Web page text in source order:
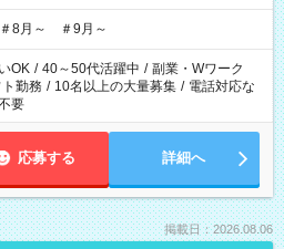
8月～ ＃9月～
OK / 40～50代活躍中 / 副業・Wワーク
勤務 / 10名以上の大量募集 / 電話対応な
要
応募する 詳細へ
掲載日：2026.08.06